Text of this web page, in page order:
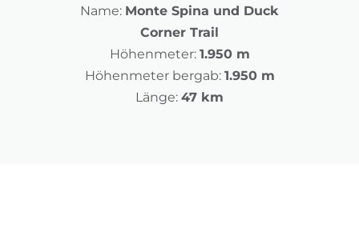
Name: Monte Spina und Duck
Corner Trail
Höhenmeter: 1.950 m
Höhenmeter bergab: 1.950 m
Länge: 47 km